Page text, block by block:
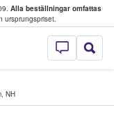
Alla beställningar omfattas
ursprungspriset.
– där
, NH